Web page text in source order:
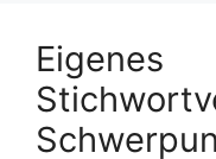
Eigenes